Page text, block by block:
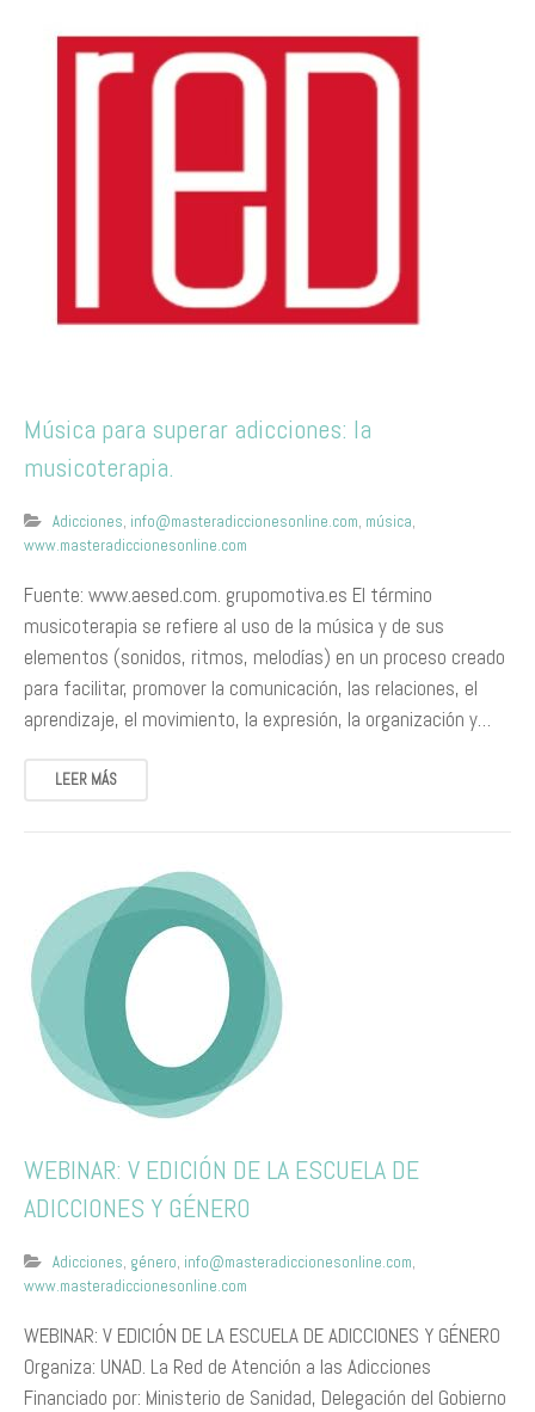
Música para superar adicciones: la
musicoterapia.
Adicciones, info@masteradiccionesonline.com, música,
www.masteradiccionesonline.com
Fuente: www.aesed.com. grupomotiva.es El término
musicoterapia se refiere al uso de la música y de sus
elementos (sonidos, ritmos, melodías) en un proceso creado
para facilitar, promover la comunicación, las relaciones, el
aprendizaje, el movimiento, la expresión, la organización y…
LEER MÁS
WEBINAR: V EDICIÓN DE LA ESCUELA DE
ADICCIONES Y GÉNERO
Adicciones, género, info@masteradiccionesonline.com,
www.masteradiccionesonline.com
WEBINAR: V EDICIÓN DE LA ESCUELA DE ADICCIONES Y GÉNERO
Organiza: UNAD. La Red de Atención a las Adicciones
Financiado por: Ministerio de Sanidad, Delegación del Gobierno